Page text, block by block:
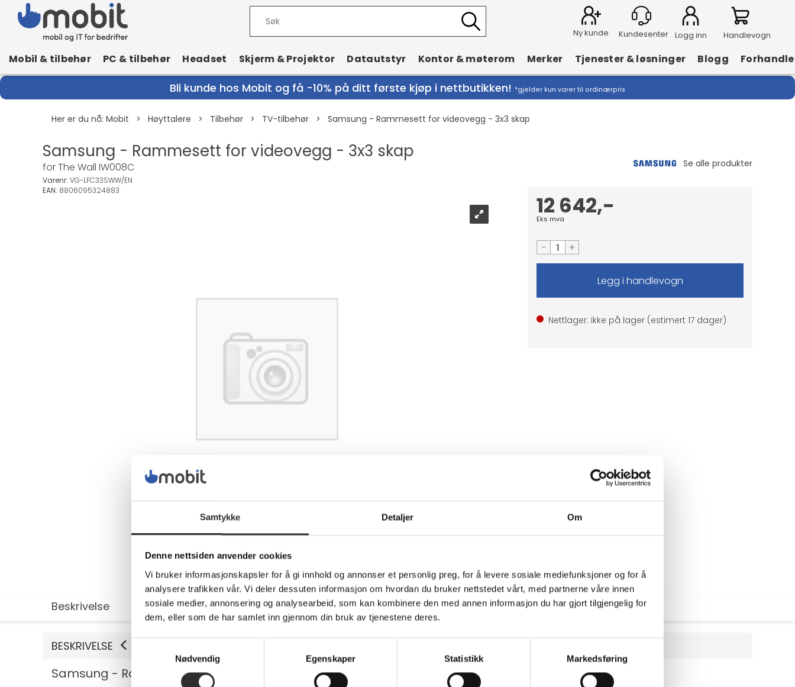
Samtykke Detaljer Om
Denne nettsiden anvender cookies
Vi bruker informasjonskapsler for å gi innhold og annonser et personlig preg, for å levere sosiale mediefunksjoner og for å
analysere trafikken vår. Vi deler dessuten informasjon om hvordan du bruker nettstedet vårt, med partnerne våre innen
sosiale medier, annonsering og analysearbeid, som kan kombinere den med annen informasjon du har gjort tilgjengelig for
dem, eller som de har samlet inn gjennom din bruk av tjenestene deres.
Nødvendig
Egenskaper Statistikk Markedsføring
Ny kunde Logg inn Handlevogn
Mobil & tilbehør PC & tilbehør Headset Skjerm & Projektor Datautstyr Kontor & møterom Merker Tjenester & løsninger Blogg
Bli kunde hos Mobit og få -10% på ditt første kjøp i nettbutikken! *gjelder kun varer til ordinærpris
Her er du nå: Mobit > Høyttalere > Tilbehør > TV-tilbehør > Samsung - Rammesett for videovegg - 3x3 skap
Samsung - Rammesett for videovegg - 3x3 skap
for The Wall IW008C
Varenr: VG-LFC33SWW/EN
EAN: 8806095324883
12 642,-
Eks mva
- +
Nettlager: Ikke på lager (estimert 17 dager)
Beskrivelse Utvidet informasjon Teknisk info
BESKRIVELSE
Samsung - Rammesett for videovegg - 3x3 skap - for The Wall IW008C